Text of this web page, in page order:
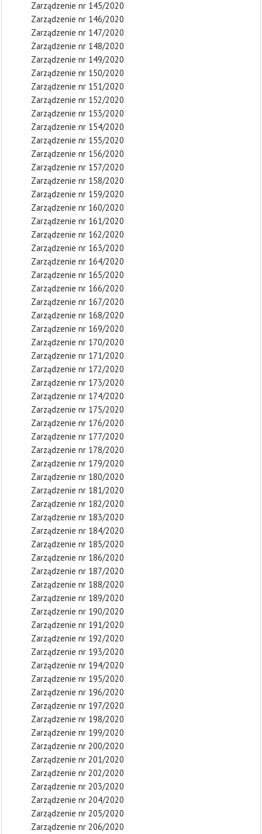
Zarządzenie nr 145/2020
Zarządzenie nr 146/2020
Zarządzenie nr 147/2020
Zarządzenie nr 148/2020
Zarządzenie nr 149/2020
Zarządzenie nr 150/2020
Zarządzenie nr 151/2020
Zarządzenie nr 152/2020
Zarządzenie nr 153/2020
Zarządzenie nr 154/2020
Zarządzenie nr 155/2020
Zarządzenie nr 156/2020
Zarządzenie nr 157/2020
Zarządzenie nr 158/2020
Zarządzenie nr 159/2020
Zarządzenie nr 160/2020
Zarządzenie nr 161/2020
Zarządzenie nr 162/2020
Zarządzenie nr 163/2020
Zarządzenie nr 164/2020
Zarządzenie nr 165/2020
Zarządzenie nr 166/2020
Zarządzenie nr 167/2020
Zarządzenie nr 168/2020
Zarządzenie nr 169/2020
Zarządzenie nr 170/2020
Zarządzenie nr 171/2020
Zarządzenie nr 172/2020
Zarządzenie nr 173/2020
Zarządzenie nr 174/2020
Zarządzenie nr 175/2020
Zarządzenie nr 176/2020
Zarządzenie nr 177/2020
Zarządzenie nr 178/2020
Zarządzenie nr 179/2020
Zarządzenie nr 180/2020
Zarządzenie nr 181/2020
Zarządzenie nr 182/2020
Zarządzenie nr 183/2020
Zarządzenie nr 184/2020
Zarządzenie nr 185/2020
Zarządzenie nr 186/2020
Zarządzenie nr 187/2020
Zarządzenie nr 188/2020
Zarządzenie nr 189/2020
Zarządzenie nr 190/2020
Zarządzenie nr 191/2020
Zarządzenie nr 192/2020
Zarządzenie nr 193/2020
Zarządzenie nr 194/2020
Zarządzenie nr 195/2020
Zarządzenie nr 196/2020
Zarządzenie nr 197/2020
Zarządzenie nr 198/2020
Zarządzenie nr 199/2020
Zarządzenie nr 200/2020
Zarządzenie nr 201/2020
Zarządzenie nr 202/2020
Zarządzenie nr 203/2020
Zarządzenie nr 204/2020
Zarządzenie nr 205/2020
Zarządzenie nr 206/2020